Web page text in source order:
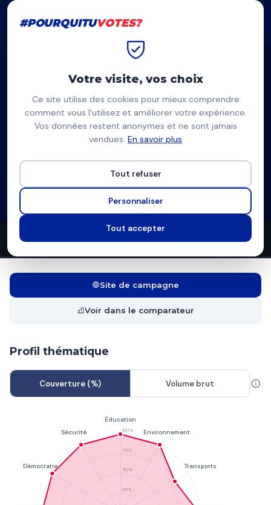
#POURQUITUVOTES?
PB
Patrice Bessac
Liste d'union à gauche
42propositions12thèmes couverts7candidats en lice
Site de campagne
Voir dans le comparateur
Profil thématique
Couverture (%) Volume brut
#POURQUITUVOTES?
Votre visite, vos choix
Ce site utilise des cookies pour mieux comprendre
comment vous l’utilisez et améliorer votre expérience.
Vos données restent anonymes et ne sont jamais
vendues. En savoir plus
Tout refuser
Personnaliser
Tout accepter